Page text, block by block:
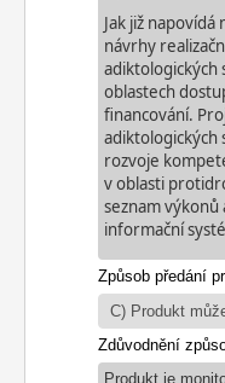
Jak již napovídá
návrhy
adiktologických
oblastech
financování.
adiktologických
rozvoje
v oblasti
seznam
informační
Způsob předání
Zdůvodnění
Produkt je